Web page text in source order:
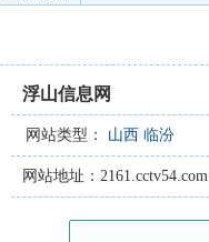
浮山信息网
网站类型： 山西 临汾
网站地址：2161.cctv54.com